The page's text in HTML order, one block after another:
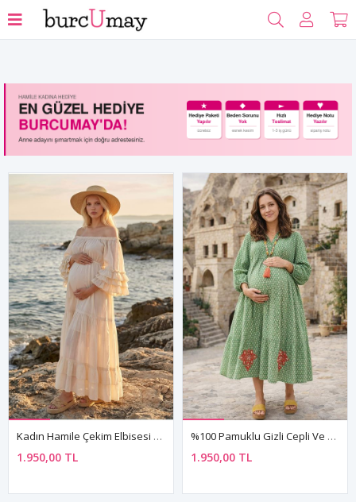
Filtrele
Kadın Hamile Çekim Elbisesi Madonna Yaka Fırfır Detaylı Çok Katlı Kol Ham Pamuk Uzun Elbise
1.950,00 TL
%100 Pamuklu Gizli Cepli Ve Nakışlı Desenli Yeşil Hamile Gömlek Elbise
1.950,00 TL